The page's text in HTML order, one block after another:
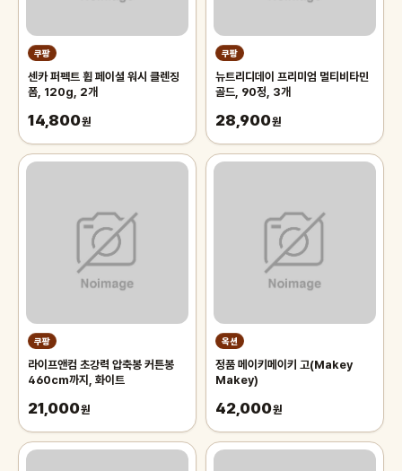
쿠팡
센카 퍼펙트 휩 페이셜 워시 클렌징
폼, 120g, 2개
14,800원
쿠팡
뉴트리디데이 프리미엄 멀티비타민
골드, 90정, 3개
28,900원
쿠팡
라이프앤컴 초강력 압축봉 커튼봉
460cm까지, 화이트
21,000원
옥션
정품 메이키메이키 고(Makey
Makey)
42,000원